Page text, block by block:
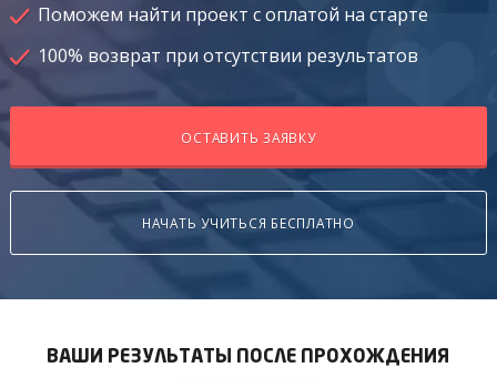
Поможем найти проект с оплатой на старте
100% возврат при отсутствии результатов
ОСТАВИТЬ ЗАЯВКУ
НАЧАТЬ УЧИТЬСЯ БЕСПЛАТНО
ВАШИ РЕЗУЛЬТАТЫ ПОСЛЕ ПРОХОЖДЕНИЯ